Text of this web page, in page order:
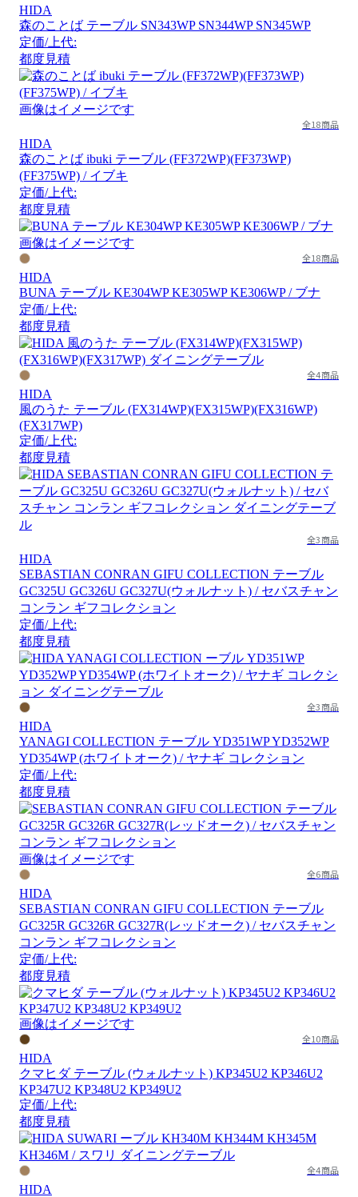
HIDA
森のことば テーブル SN343WP SN344WP SN345WP
定価/上代:
都度見積
画像はイメージです
全18商品
HIDA
森のことば ibuki テーブル (FF372WP)(FF373WP)
(FF375WP) / イブキ
定価/上代:
都度見積
画像はイメージです
全18商品
HIDA
BUNA テーブル KE304WP KE305WP KE306WP / ブナ
定価/上代:
都度見積
全4商品
HIDA
風のうた テーブル (FX314WP)(FX315WP)(FX316WP)
(FX317WP)
定価/上代:
都度見積
全3商品
HIDA
SEBASTIAN CONRAN GIFU COLLECTION テーブル
GC325U GC326U GC327U(ウォルナット) / セバスチャン
コンラン ギフコレクション
定価/上代:
都度見積
全3商品
HIDA
YANAGI COLLECTION テーブル YD351WP YD352WP
YD354WP (ホワイトオーク) / ヤナギ コレクション
定価/上代:
都度見積
画像はイメージです
全6商品
HIDA
SEBASTIAN CONRAN GIFU COLLECTION テーブル
GC325R GC326R GC327R(レッドオーク) / セバスチャン
コンラン ギフコレクション
定価/上代:
都度見積
画像はイメージです
全10商品
HIDA
クマヒダ テーブル (ウォルナット) KP345U2 KP346U2
KP347U2 KP348U2 KP349U2
定価/上代:
都度見積
全4商品
HIDA